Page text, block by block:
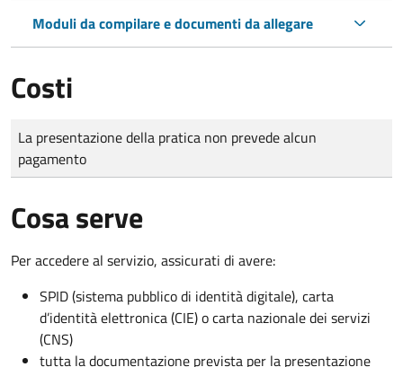
Moduli da compilare e documenti da allegare
Costi
Tipo di pagamento
Importo
La presentazione della pratica non prevede alcun
pagamento
Cosa serve
Per accedere al servizio, assicurati di avere:
SPID (sistema pubblico di identità digitale), carta
d’identità elettronica (CIE) o carta nazionale dei servizi
(CNS)
tutta la documentazione prevista per la presentazione